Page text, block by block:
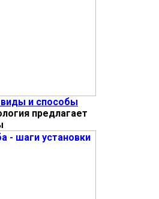
и способы
предлагает